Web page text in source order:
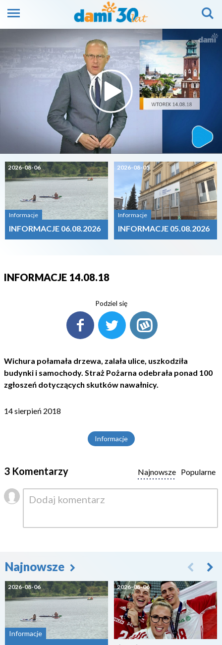
2026-08-06
Informacje
INFORMACJE 06.08.2026
2026-08-05
Informacje
INFORMACJE 05.08.2026
INFORMACJE 14.08.18
Podziel się
Wichura połamała drzewa, zalała ulice, uszkodziła
budynki i samochody. Straż Pożarna odebrała ponad 100
zgłoszeń dotyczących skutków nawałnicy.
14 sierpień 2018
Informacje
3 Komentarzy Popularne
Najnowsze
Najnowsze
2026-08-06
Informacje
2026-08-06